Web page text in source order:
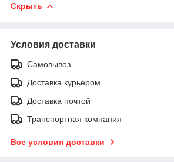
Скрыть
Условия доставки
Самовывоз
Доставка курьером
Доставка почтой
Транспортная компания
Все условия доставки